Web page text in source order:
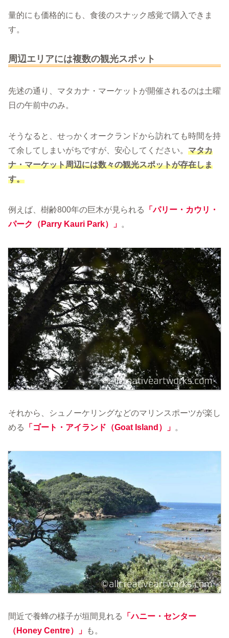
量的にも価格的にも、食後のスナック感覚で購入できま
す。
周辺エリアには複数の観光スポット
先述の通り、マタカナ・マーケットが開催されるのは土曜
日の午前中のみ。
そうなると、せっかくオークランドから訪れても時間を持
て余してしまいがちですが、安心してください。 マタカ
ナ・マーケット周辺には数々の観光スポットが存在しま
す。
例えば、樹齢800年の巨木が見られる
「パリー・カウリ・
パーク
（ Parry Kauri Park） 」 。
それから、シュノーケリングなどのマリンスポーツが楽し
める
「ゴート・アイランド（Goat Island）」 。
間近で養蜂の様子が垣間見れる
「ハニー・センター
（Honey Centre）」
も。